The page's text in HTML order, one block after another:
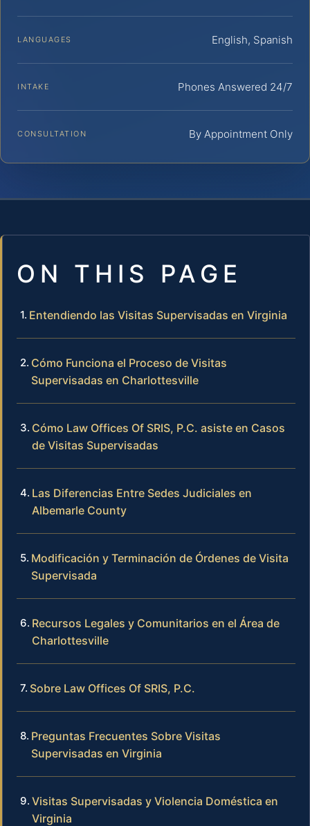
LANGUAGES English, Spanish
INTAKE Phones Answered 24/7
CONSULTATION By Appointment Only
ON THIS PAGE
Entendiendo las Visitas Supervisadas en Virginia
Cómo Funciona el Proceso de Visitas
Supervisadas en Charlottesville
Cómo Law Offices Of SRIS, P.C. asiste en Casos
de Visitas Supervisadas
Las Diferencias Entre Sedes Judiciales en
Albemarle County
Modificación y Terminación de Órdenes de Visita
Supervisada
Recursos Legales y Comunitarios en el Área de
Charlottesville
Sobre Law Offices Of SRIS, P.C.
Preguntas Frecuentes Sobre Visitas
Supervisadas en Virginia
Visitas Supervisadas y Violencia Doméstica en
Virginia